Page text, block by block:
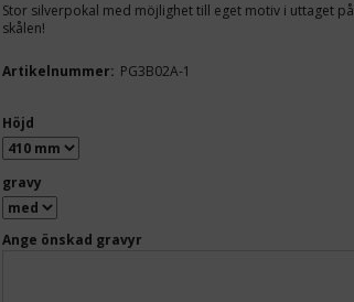
Stor silverpokal med möjlighet till eget motiv i uttaget på
skålen!
Artikelnummer: PG3B02A-1
Höjd
gravy
Ange önskad gravyr